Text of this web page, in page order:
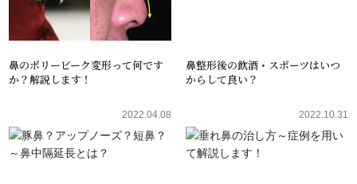
鼻のポリービーク変形って何です
か？解説します！
鼻整形後の飲酒・スポーツはいつ
からして良い？
2022.04.08 2022.10.31